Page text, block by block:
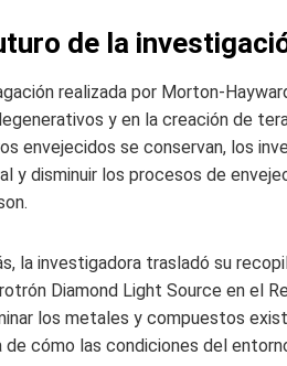
de la
realizada por Morton-
y en la creación de
envejecidos se conservan, los
y disminuir los procesos de
la investigadora trasladó su
Diamond Light Source en el
los metales y compuestos
de cómo las condiciones del